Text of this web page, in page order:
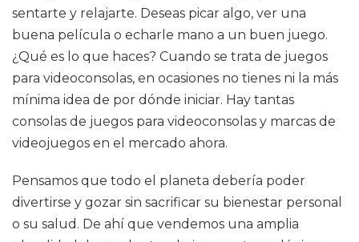
sentarte y relajarte. Deseas picar algo, ver una
buena película o echarle mano a un buen juego.
¿Qué es lo que haces? Cuando se trata de juegos
para videoconsolas, en ocasiones no tienes ni la más
mínima idea de por dónde iniciar. Hay tantas
consolas de juegos para videoconsolas y marcas de
videojuegos en el mercado ahora.
Pensamos que todo el planeta debería poder
divertirse y gozar sin sacrificar su bienestar personal
o su salud. De ahí que vendemos una amplia